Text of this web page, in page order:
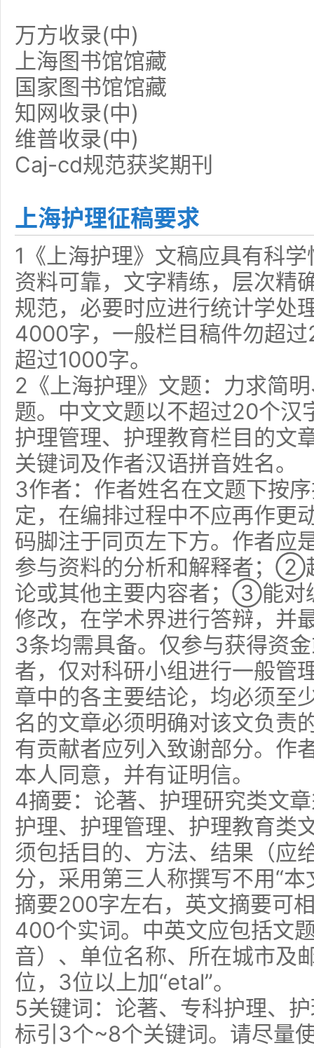
万方收录(中)
上海图书馆馆藏
国家图书馆馆藏
知网收录(中)
维普收录(中)
Caj-cd规范获奖期刊
上海护理征稿要求
1《上海护理》文稿应具有科
资料可靠，文字精练，层次精
规范，必要时应进行统计学处
4000字，一般栏目稿件勿超
超过1000字。
2《上海护理》文题：力求简
题。中文文题以不超过20个汉
护理管理、护理教育栏目的文
关键词及作者汉语拼音姓名。
3作者：作者姓名在文题下按
定，在编排过程中不应再作更
码脚注于同页左下方。作者
参与资料的分析和解释者；②
论或其他主要内容者；③能对
修改，在学术界进行答辩，并
3条均需具备。仅参与获得资
者，仅对科研小组进行一般管
章中的各主要结论，均必须至
名的文章必须明确对该文负责
有贡献者应列入致谢部分。作
本人同意，并有证明信。
4摘要：论著、护理研究类文
护理、护理管理、护理教育类
须包括目的、方法、结果（应
分，采用第三人称撰写不用“本
摘要200字左右，英文摘要可
400个实词。中英文应包括文
音）、单位名称、所在城市及
位，3位以上加“etal”。
5关键词：论著、专科护理、
标引3个~8个关键词。请尽量